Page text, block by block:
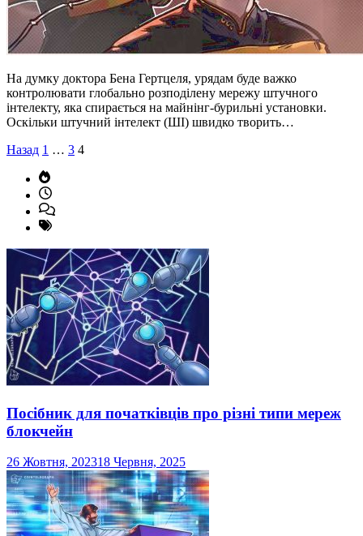
На думку доктора Бена Гертцеля, урядам буде важко
контролювати глобально розподілену мережу штучного
інтелекту, яка спирається на майнінг-бурильні установки.
Оскільки штучний інтелект (ШІ) швидко творить…
Пагінація
записів
Назад 1 … 3 4
Посібник для початківців про різні типи мереж
блокчейн
26 Жовтня, 202318 Червня, 2025